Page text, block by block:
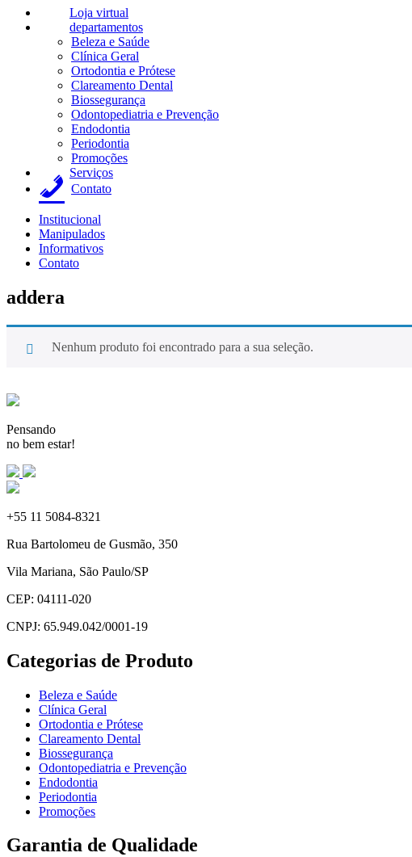
Loja virtual
departamentos
Beleza e Saúde
Clínica Geral
Ortodontia e Prótese
Clareamento Dental
Biossegurança
Odontopediatria e Prevenção
Endodontia
Periodontia
Promoções
Serviços
Contato
Institucional
Manipulados
Informativos
Contato
addera
Nenhum produto foi encontrado para a sua seleção.
Pensando
no bem estar!
+55 11 5084-8321
Rua Bartolomeu de Gusmão, 350
Vila Mariana, São Paulo/SP
CEP: 04111-020
CNPJ: 65.949.042/0001-19
Categorias de Produto
Beleza e Saúde
Clínica Geral
Ortodontia e Prótese
Clareamento Dental
Biossegurança
Odontopediatria e Prevenção
Endodontia
Periodontia
Promoções
Garantia de Qualidade